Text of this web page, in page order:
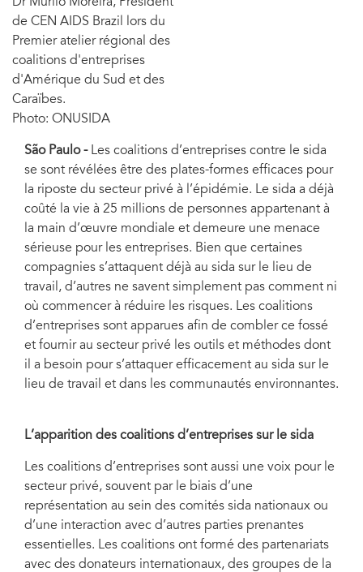
de CEN AIDS Brazil lors du
Premier atelier régional des
coalitions d'entreprises
d'Amérique du Sud et des
Caraïbes.
Photo: ONUSIDA
São Paulo - Les coalitions d’entreprises contre le sida
se sont révélées être des plates-formes efficaces pour
la riposte du secteur privé à l’épidémie. Le sida a déjà
coûté la vie à 25 millions de personnes appartenant à
la main d’œuvre mondiale et demeure une menace
sérieuse pour les entreprises. Bien que certaines
compagnies s’attaquent déjà au sida sur le lieu de
travail, d’autres ne savent simplement pas comment ni
où commencer à réduire les risques. Les coalitions
d’entreprises sont apparues afin de combler ce fossé
et fournir au secteur privé les outils et méthodes dont
il a besoin pour s’attaquer efficacement au sida sur le
lieu de travail et dans les communautés environnantes.
L’apparition des coalitions d’entreprises sur le sida
Les coalitions d’entreprises sont aussi une voix pour le
secteur privé, souvent par le biais d’une
représentation au sein des comités sida nationaux ou
d’une interaction avec d’autres parties prenantes
essentielles. Les coalitions ont formé des partenariats
avec des donateurs internationaux, des groupes de la